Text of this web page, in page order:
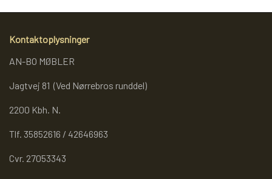
BOGREOLER 40 CM DYBDE
Kontaktoplysninger
AN-BO MØBLER
Jagtvej 81 (Ved Nørrebros runddel)
2200 Kbh. N.
Tlf. 35852616 / 42646963
Cvr. 27053343